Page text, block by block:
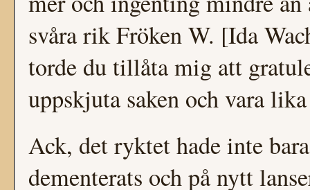
svåra rik Fröken W. [Ida
torde du tillåta mig att
uppskjuta saken och vara
Ack, det ryktet hade inte
dementerats och på nytt